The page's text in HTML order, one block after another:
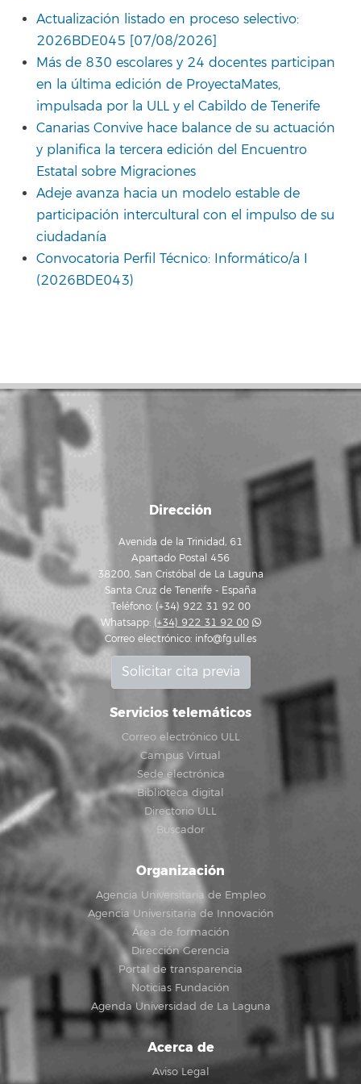
Actualización listado en proceso selectivo:
2026BDE045 [07/08/2026]
Más de 830 escolares y 24 docentes participan
en la última edición de ProyectaMates,
impulsada por la ULL y el Cabildo de Tenerife
Canarias Convive hace balance de su actuación
y planifica la tercera edición del Encuentro
Estatal sobre Migraciones
Adeje avanza hacia un modelo estable de
participación intercultural con el impulso de su
ciudadanía
Convocatoria Perfil Técnico: Informático/a I
(2026BDE043)
Dirección
Avenida de la Trinidad, 61
Apartado Postal 456
38200, San Cristóbal de La Laguna
Santa Cruz de Tenerife - España
Teléfono: (+34) 922 31 92 00
Whatsapp: (+34) 922 31 92 00
Correo electrónico: info@fg.ull.es
Solicitar cita previa
Servicios telemáticos
Correo electrónico ULL
Campus Virtual
Sede electrónica
Biblioteca digital
Directorio ULL
Buscador
Organización
Agencia Universitaria de Empleo
Agencia Universitaria de Innovación
Área de formación
Dirección Gerencia
Portal de transparencia
Noticias Fundación
Agenda Universidad de La Laguna
Acerca de
Aviso Legal